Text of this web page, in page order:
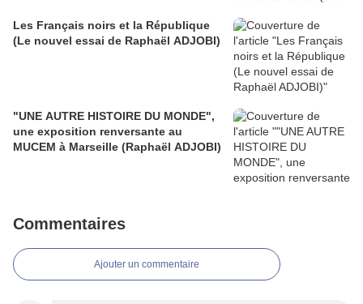
Les Français noirs et la République
(Le nouvel essai de Raphaël ADJOBI)
"UNE AUTRE HISTOIRE DU MONDE",
une exposition renversante au
MUCEM à Marseille (Raphaël ADJOBI)
Commentaires
Ajouter un commentaire